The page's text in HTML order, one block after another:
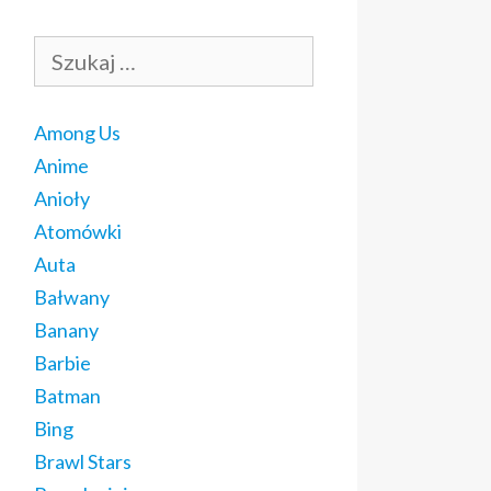
Among Us
Anime
Anioły
Atomówki
Auta
Bałwany
Banany
Barbie
Batman
Bing
Brawl Stars